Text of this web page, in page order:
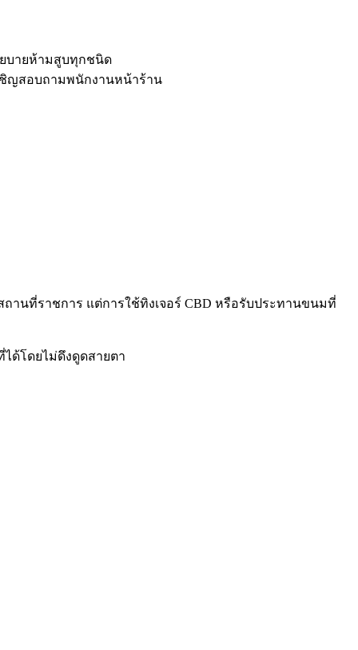
บายห้ามสูบทุกชนิด
ชิญสอบถามพนักงานหน้าร้าน
นที่ราชการ แต่การใช้ทิงเจอร์ CBD หรือรับประทานขนมที่
ด้โดยไม่ดึงดูดสายตา